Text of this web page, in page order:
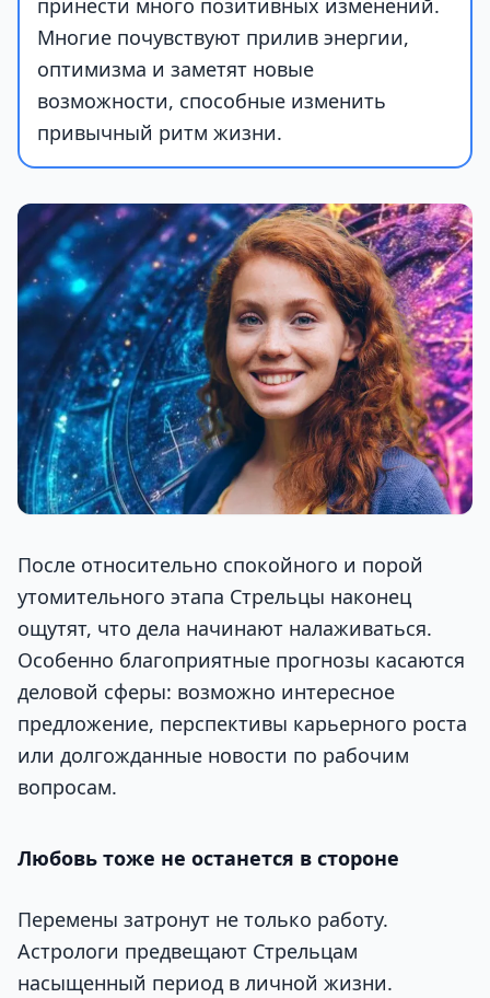
принести много позитивных изменений.
Многие почувствуют прилив энергии,
оптимизма и заметят новые
возможности, способные изменить
привычный ритм жизни.
После относительно спокойного и порой
утомительного этапа Стрельцы наконец
ощутят, что дела начинают налаживаться.
Особенно благоприятные прогнозы касаются
деловой сферы: возможно интересное
предложение, перспективы карьерного роста
или долгожданные новости по рабочим
вопросам.
Любовь тоже не останется в стороне
Перемены затронут не только работу.
Астрологи предвещают Стрельцам
насыщенный период в личной жизни.